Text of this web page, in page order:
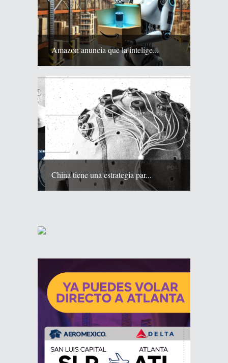
Amazon anuncia que la intelige...
China tiene una estrategia par...